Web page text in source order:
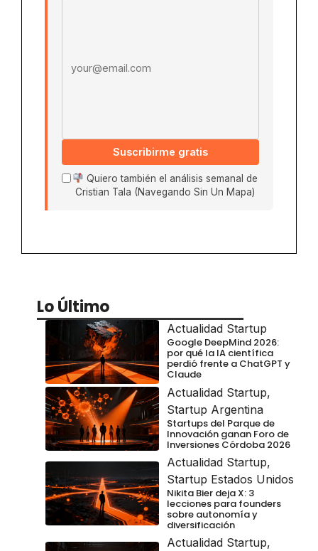
Suscribirme gratis
Quiero también el análisis semanal de
Cristian Tala (Navegando Sin Un Mapa)
Lo Último
Actualidad Startup
Google DeepMind 2026:
por qué la IA científica
perdió frente a ChatGPT y
Claude
Actualidad Startup,
Startup Argentina
Startups del Parque de
Innovación ganan Foro de
Inversiones Córdoba 2026
Actualidad Startup,
Startup Estados Unidos
Nikita Bier deja X: 3
lecciones para founders
sobre autonomía y
diversificación
Actualidad Startup,